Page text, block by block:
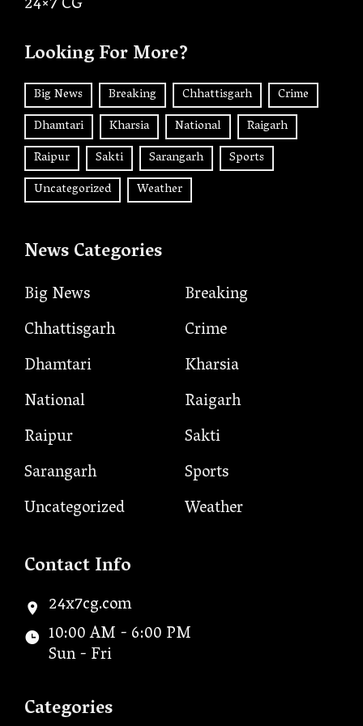
Looking For More?
Big News Breaking Chhattisgarh
Crime
Dhamtari
Kharsia National
Raigarh
Raipur
Sakti Sarangarh
Sports
Uncategorized
Weather
News Categories
Big News
Breaking
Chhattisgarh
Crime
Dhamtari
Kharsia
National
Raigarh
Raipur
Sakti
Sarangarh
Sports
Uncategorized
Weather
Contact Info
24x7cg.com
10:00 AM - 6:00 PM
Sun - Fri
Categories